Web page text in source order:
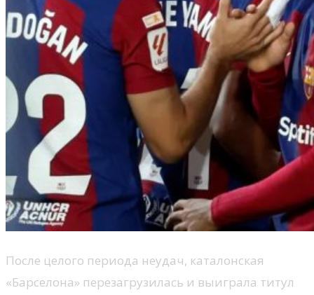
После целого периода неудач, каталонская
«Барселона» перезагрузилась и выиграла титул